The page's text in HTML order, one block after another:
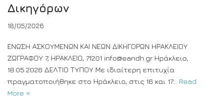
Δικηγόρων
18/05/2026
ΕΝΩΣΗ ΑΣΚΟΥΜΕΝΩΝ ΚΑΙ ΝΕΩΝ ΔΙΚΗΓΟΡΩΝ ΗΡΑΚΛΕΙΟΥ
ΖΩΓΡΑΦΟΥ 7, ΗΡΑΚΛΕΙΟ, 71201 info@eandh.gr Ηράκλειο,
18.05.2026 ΔΕΛΤΙΟ ΤΥΠΟΥ Με ιδιαίτερη επιτυχία
πραγματοποιήθηκε στο Ηράκλειο, στις 16 και 17… Read
More »